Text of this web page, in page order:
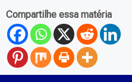
Compartilhe essa matéria